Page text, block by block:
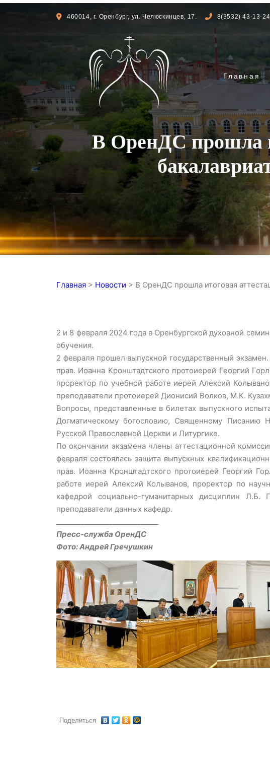
460014, г. Оренбург, ул. Челюскинцев, 17. 8(3532) 43-13-24
Главная
В ОренДС прошла
Главная > Новости > В ОренДС прошла итоговая
2 и 8 февраля 2024 года в Оренбургской духовной
обучения.
2 февраля прошел выпускной государственный
прав. Иоанна Кронштадтского протоиерей Георгий
проректор по учебной работе иерей Алексий
преподаватели протоиерей Дионисий Волков, М.К.
Вопросы, представленные в билетах выпускного
Догматическому богословию, Священному Писанию
Русской Православной Церкви и Литургике.
По окончании экзамена члены аттестационной
февраля состоялась защита выпускных
прав. Иоанна Кронштадтского протоиерей Георгий
работе иерей Алексий Колыванов, проректор по
кафедрой социально-гуманитарных дисциплин
преподаватели данных кафедр.
Пресс-служба ОренДС
Фото: Андрей Гречушкин
Поделиться